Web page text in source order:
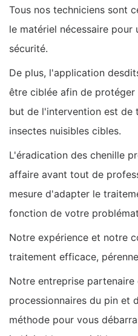
Tous nos techniciens sont
le matériel nécessaire
sécurité.
De plus, l'application
être ciblée afin de protéger
but de l'intervention est de
insectes nuisibles cibles.
L'éradication des chenille
affaire avant tout de
mesure d'adapter le
fonction de votre
Notre expérience et notre
traitement efficace,
Notre entreprise
processionnaires du pin et
méthode pour vous